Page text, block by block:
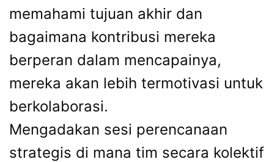
memahami tujuan akhir dan
bagaimana kontribusi mereka
berperan dalam mencapainya,
mereka akan lebih termotivasi untuk
berkolaborasi.
Mengadakan sesi perencanaan
strategis di mana tim secara kolektif